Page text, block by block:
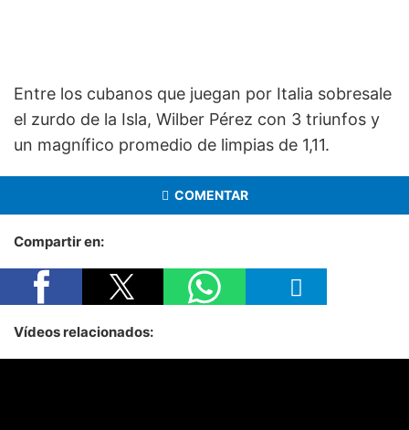
Entre los cubanos que juegan por Italia sobresale
el zurdo de la Isla, Wilber Pérez con 3 triunfos y
un magnífico promedio de limpias de 1,11.
COMENTAR
Compartir en:
Vídeos relacionados: